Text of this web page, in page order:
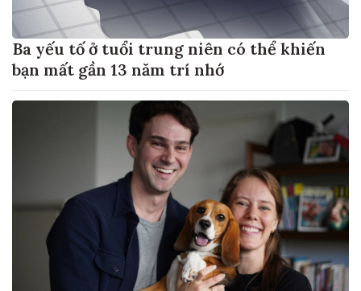
Ba yếu tố ở tuổi trung niên có thể khiến
bạn mất gần 13 năm trí nhớ